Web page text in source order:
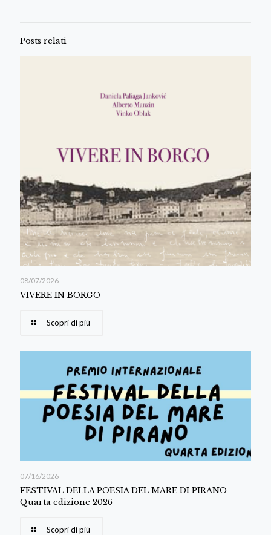
Posts relati
08/07/2026
VIVERE IN BORGO
Scopri di più
07/16/2026
FESTIVAL DELLA POESIA DEL MARE DI PIRANO –
Quarta edizione 2026
Scopri di più